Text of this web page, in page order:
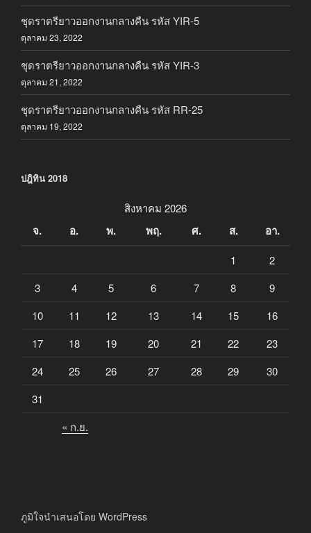
ชุดราตรียาวออกงานกลางคืน รหัส YIR-5
ตุลาคม 23, 2022
ชุดราตรียาวออกงานกลางคืน รหัส YIR-3
ตุลาคม 21, 2022
ชุดราตรียาวออกงานกลางคืน รหัส RR-25
ตุลาคม 19, 2022
ปฎิทิน 2018
สิงหาคม 2026
จ. อ. พ. พฤ. ศ. ส. อา.
1
2
3
4 5 6 7 8
9
10
11 12 13 14 15
16
17
18 19 20 21 22
23
24
25 26 27 28 29
30
31
« ก.ย.
ภูมิใจนำเสนอโดย WordPress